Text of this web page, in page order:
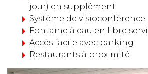
jour) en supplément
Système de
Fontaine à eau en libre
Accès facile avec parking
Restaurants à proximité